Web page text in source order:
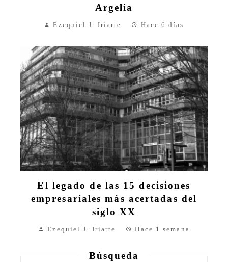
Argelia
Ezequiel J. Iriarte Hace 6 días
El legado de las 15 decisiones
empresariales más acertadas del
siglo XX
Ezequiel J. Iriarte Hace 1 semana
Búsqueda